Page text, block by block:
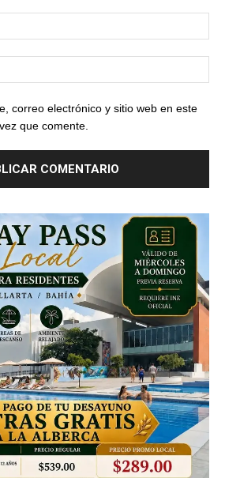
correo electrónico y sitio web en este
que comente.